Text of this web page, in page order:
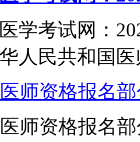
学考试网：
华人民共和国
师资格报名
师资格报名